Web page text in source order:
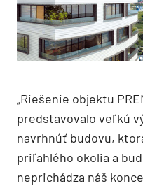
„Riešenie objektu
predstavovalo veľkú
navrhnúť budovu,
priľahlého okolia a
neprichádza náš